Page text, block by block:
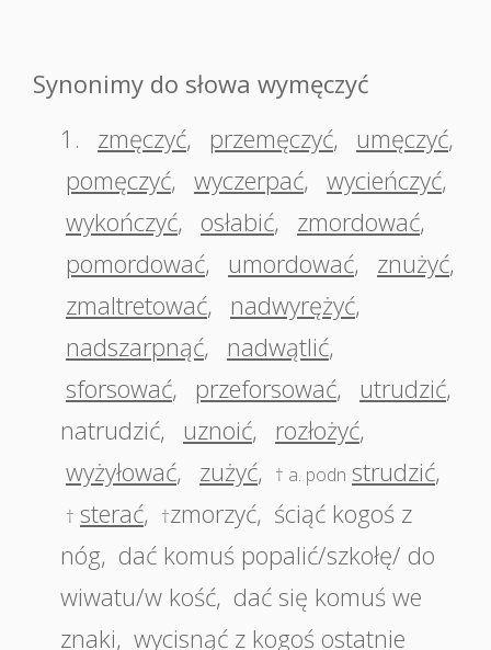
Synonimy do słowa wymęczyć
1.
zmęczyć, przemęczyć, umęczyć,
pomęczyć, wyczerpać, wycieńczyć,
wykończyć, osłabić, zmordować,
pomordować, umordować, znużyć,
zmaltretować, nadwyrężyć,
nadszarpnąć, nadwątlić,
sforsować, przeforsować, utrudzić,
natrudzić, uznoić, rozłożyć,
wyżyłować, zużyć, † a. podn strudzić,
† sterać, †zmorzyć, ściąć kogoś z
nóg, dać komuś popalić/szkołę/ do
wiwatu/w kość, dać się komuś we
znaki, wycisnąć z kogoś ostatnie